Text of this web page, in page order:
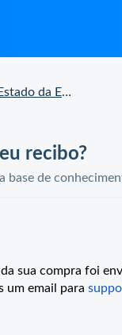
Estado da Encomenda e Entrega
recibo?
base de
sua compra foi
um email para